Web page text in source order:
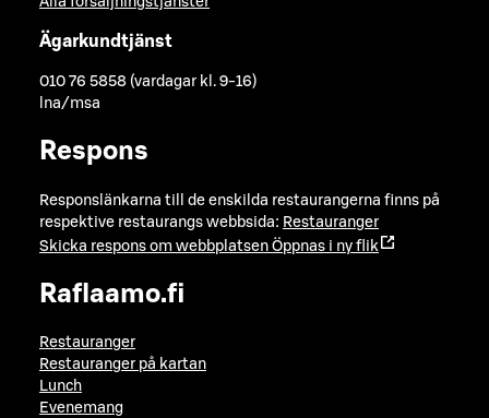
Ägarkundtjänst
010 76 5858 (vardagar kl. 9-16)
lna/msa
Respons
Responslänkarna till de enskilda restaurangerna finns på
respektive restaurangs webbsida: Restauranger
Skicka respons om webbplatsen Öppnas i ny flik
Raflaamo.fi
Restauranger
Restauranger på kartan
Lunch
Evenemang